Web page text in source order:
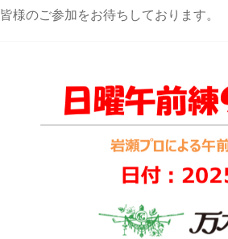
皆様のご参加をお待ちしております。